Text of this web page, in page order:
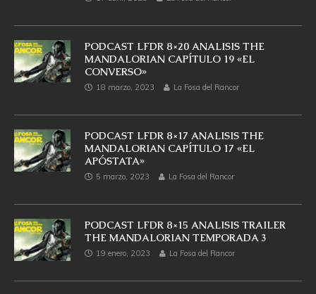
PODCAST LFDR 8×20 ANALISIS THE
MANDALORIAN CAPÍTULO 19 «EL
CONVERSO»
18 marzo, 2023 La Fosa del Rancor
PODCAST LFDR 8×17 ANALISIS THE
MANDALORIAN CAPÍTULO 17 «EL
APÓSTATA»
5 marzo, 2023 La Fosa del Rancor
PODCAST LFDR 8×15 ANALISIS TRAILER
THE MANDALORIAN TEMPORADA 3
19 enero, 2023 La Fosa del Rancor